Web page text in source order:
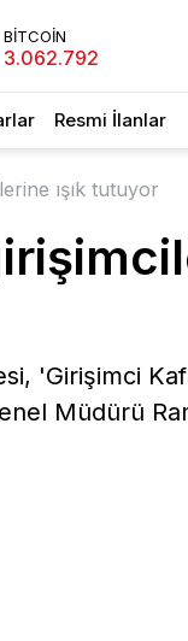
BİTCOİN
3.062.792
Resmi İlanlar
ışık tutuyor
'Girişimci
Müdürü